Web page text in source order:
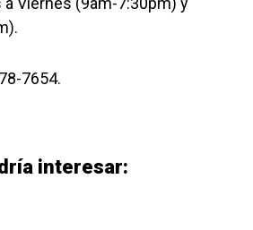
7654.
interesar: